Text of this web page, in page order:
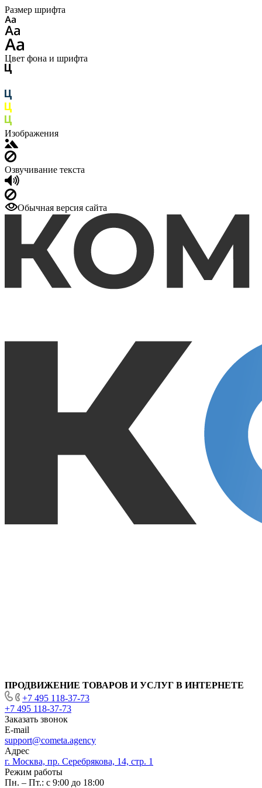
Размер шрифта
Цвет фона и шрифта
Изображения
Озвучивание текста
Обычная версия сайта
ПРОДВИЖЕНИЕ ТОВАРОВ И УСЛУГ В ИНТЕРНЕТЕ
+7 495 118-37-73
+7 495 118-37-73
Заказать звонок
E-mail
support@cometa.agency
Адрес
г. Москва, пр. Серебрякова, 14, стр. 1
Режим работы
Пн. – Пт.: с 9:00 до 18:00